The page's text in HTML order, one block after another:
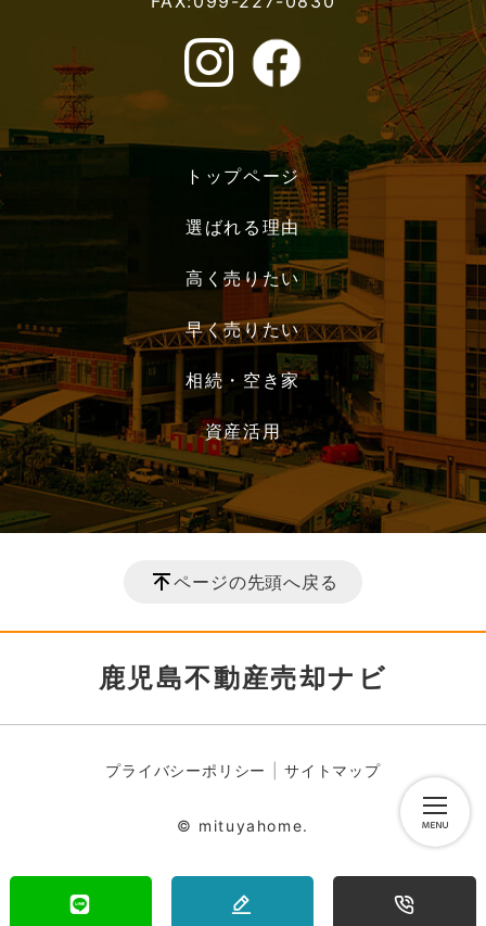
トップページ
選ばれる理由
高く売りたい
早く売りたい
相続・空き家
資産活用
ページの先頭へ戻る
鹿児島不動産売却ナビ
プライバシーポリシー サイトマップ
© mituyahome.